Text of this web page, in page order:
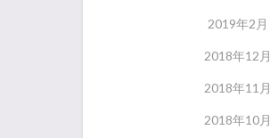
2019年2月
2018年12月
2018年11月
2018年10月